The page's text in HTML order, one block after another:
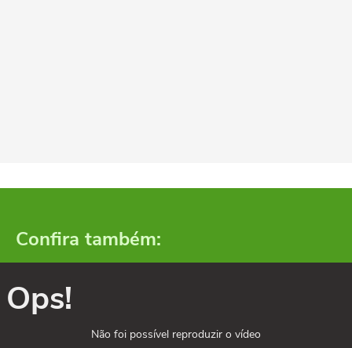
Confira também:
Ops!
Não foi possível reproduzir o vídeo